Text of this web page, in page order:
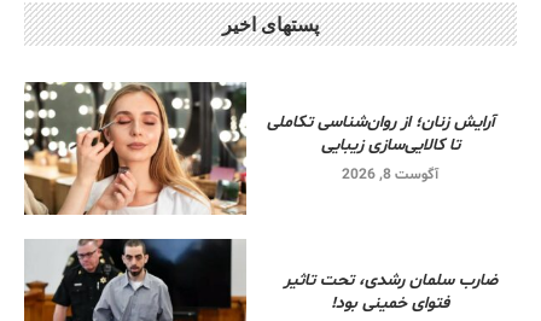
پستهای اخیر
آرایش زنان؛ از روان‌شناسی تکاملی
تا کالایی‌سازی زیبایی
آگوست 8, 2026
ضارب سلمان رشدی، تحت تاثیر
فتوای خمینی بود!